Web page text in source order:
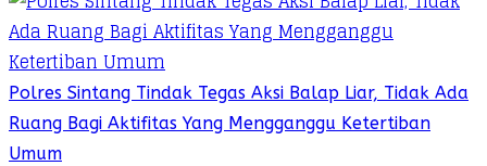
Polres Sintang Tindak Tegas Aksi Balap Liar, Tidak Ada
Ruang Bagi Aktifitas Yang Mengganggu Ketertiban
Umum